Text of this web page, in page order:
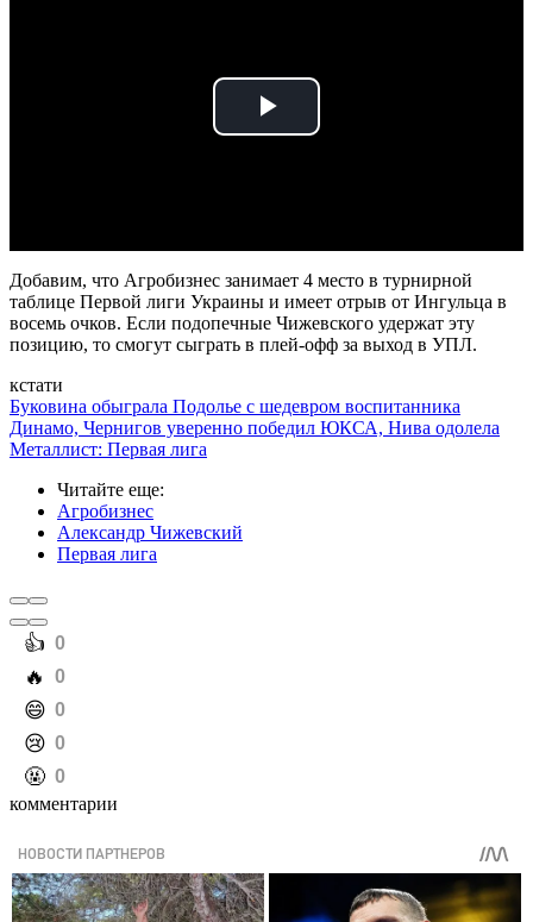
Play
Добавим, что Агробизнес занимает 4 место в турнирной
таблице Первой лиги Украины и имеет отрыв от Ингульца в
восемь очков. Если подопечные Чижевского удержат эту
позицию, то смогут сыграть в плей-офф за выход в УПЛ.
кстати
Буковина обыграла Подолье с шедевром воспитанника
Динамо, Чернигов уверенно победил ЮКСА, Нива одолела
Металлист: Первая лига
Читайте еще:
Агробизнес
Александр Чижевский
Первая лига
️👍 0
️🔥 0
️😄 0
️😢 0
️🤬 0
комментарии